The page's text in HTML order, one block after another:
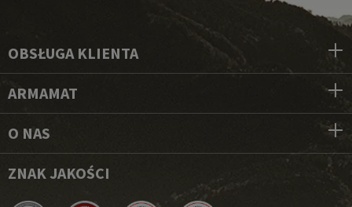
OBSŁUGA KLIENTA
ARMAMAT
O NAS
ZNAK JAKOŚCI